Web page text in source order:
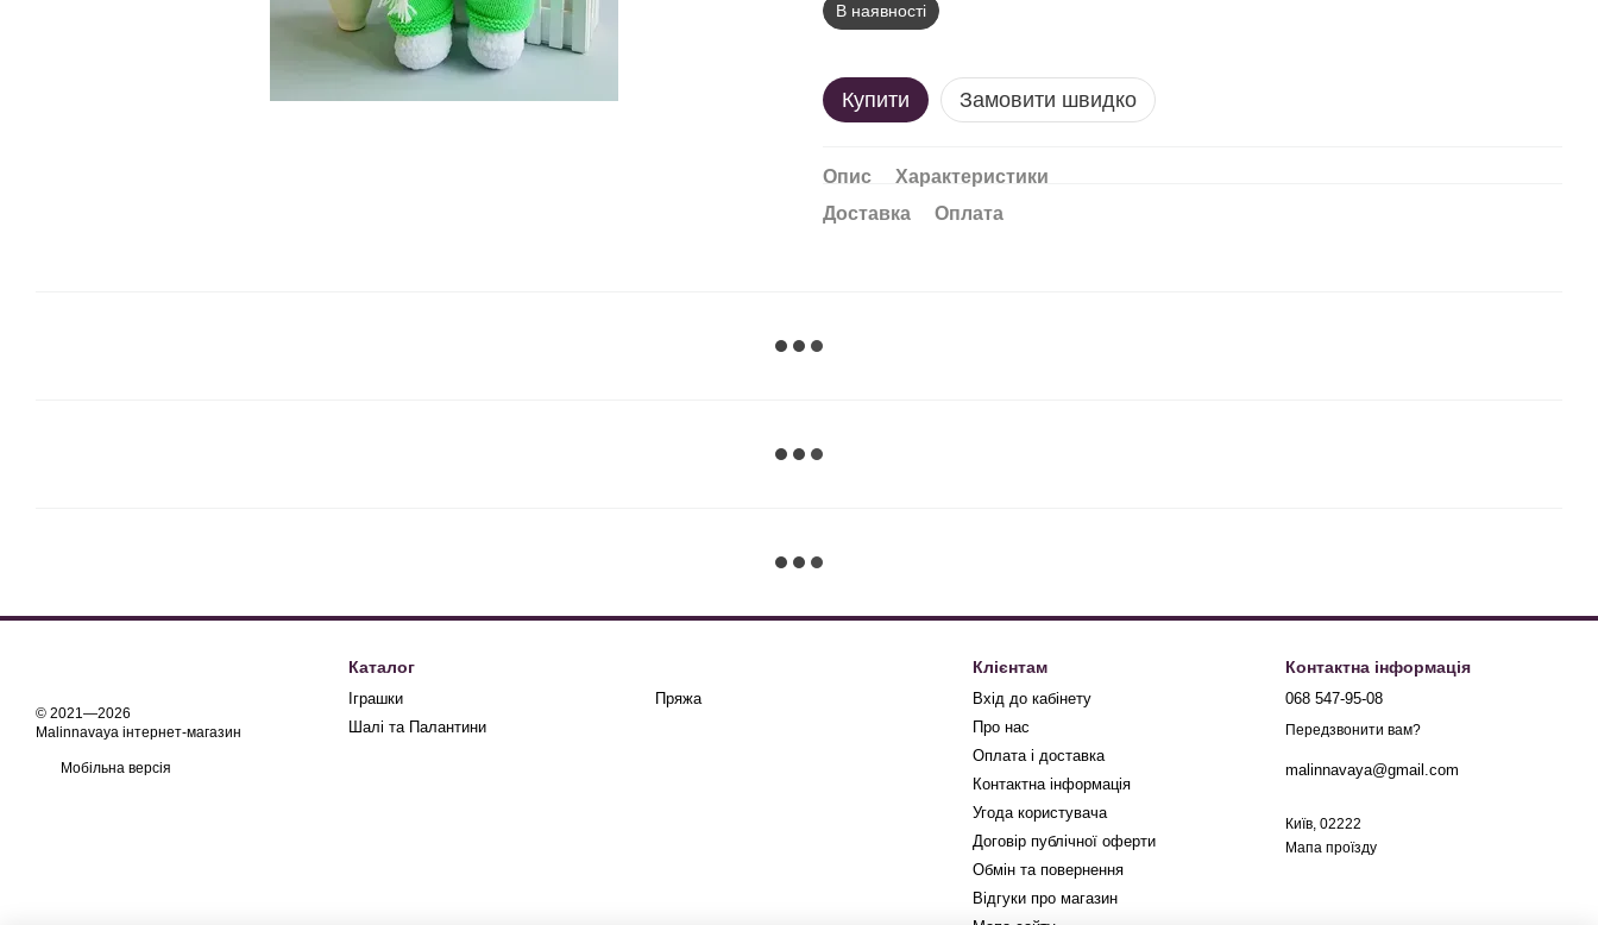
В наявності
Купити Замовити швидко
Опис
Характеристики
Доставка
Оплата
© 2021—2026
Malinnavaya інтернет-магазин
Мобільна версія
Каталог
Іграшки
Шалі та Палантини
Пряжа
Клієнтам
Вхід до кабінету
Про нас
Оплата і доставка
Контактна інформація
Угода користувача
Договір публічної оферти
Обмін та повернення
Відгуки про магазин
Контактна інформація
068 547-95-08
Передзвонити вам?
malinnavaya@gmail.com
Київ, 02222
Мапа проїзду